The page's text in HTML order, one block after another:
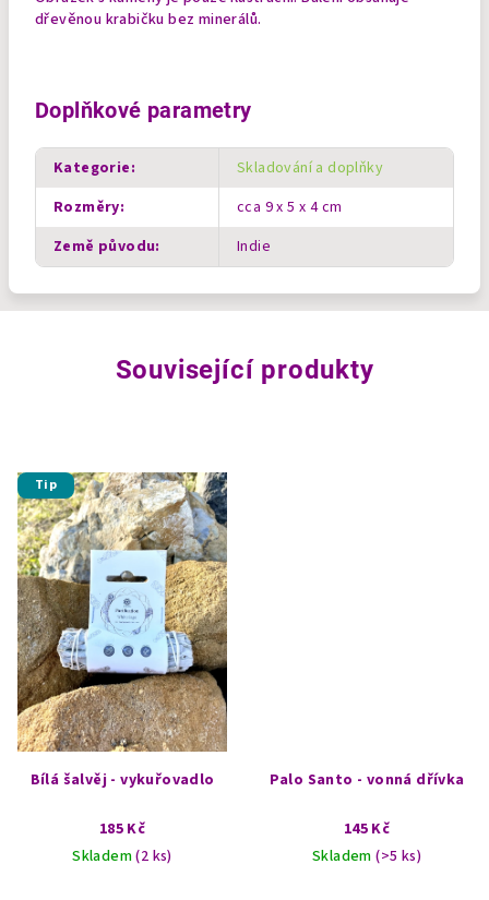
dřevěnou krabičku bez minerálů.
Doplňkové parametry
Kategorie:
Skladování a doplňky
Rozměry:
cca 9 x 5 x 4 cm
Země původu: Indie
Související produkty
Tip
Bílá šalvěj - vykuřovadlo
185 Kč
Skladem(2 ks)
Palo Santo - vonná dřívka
145 Kč
Skladem(>5 ks)